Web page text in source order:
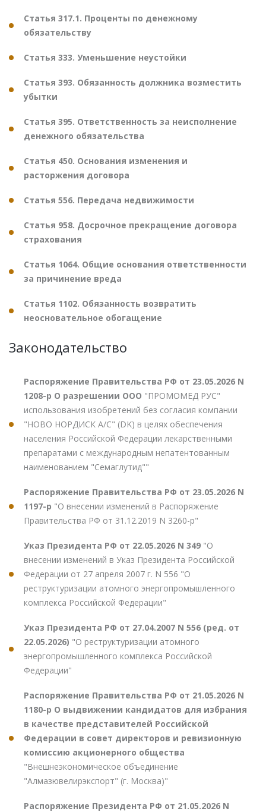
Статья 317.1. Проценты по денежному
обязательству
Статья 333. Уменьшение неустойки
Статья 393. Обязанность должника возместить
убытки
Статья 395. Ответственность за неисполнение
денежного обязательства
Статья 450. Основания изменения и
расторжения договора
Статья 556. Передача недвижимости
Статья 958. Досрочное прекращение договора
страхования
Статья 1064. Общие основания ответственности
за причинение вреда
Статья 1102. Обязанность возвратить
неосновательное обогащение
Законодательство
Распоряжение Правительства РФ от 23.05.2026 N
1208-р О разрешении ООО "ПРОМОМЕД РУС"
использования изобретений без согласия компании
"НОВО НОРДИСК А/С" (DK) в целях обеспечения
населения Российской Федерации лекарственными
препаратами с международным непатентованным
наименованием "Семаглутид""
Распоряжение Правительства РФ от 23.05.2026 N
1197-р "О внесении изменений в Распоряжение
Правительства РФ от 31.12.2019 N 3260-р"
Указ Президента РФ от 22.05.2026 N 349 "О
внесении изменений в Указ Президента Российской
Федерации от 27 апреля 2007 г. N 556 "О
реструктуризации атомного энергопромышленного
комплекса Российской Федерации"
Указ Президента РФ от 27.04.2007 N 556 (ред. от
22.05.2026) "О реструктуризации атомного
энергопромышленного комплекса Российской
Федерации"
Распоряжение Правительства РФ от 21.05.2026 N
1180-р О выдвижении кандидатов для избрания
в качестве представителей Российской
Федерации в совет директоров и ревизионную
комиссию акционерного общества
"Внешнеэкономическое объединение
"Алмазювелирэкспорт" (г. Москва)"
Распоряжение Президента РФ от 21.05.2026 N